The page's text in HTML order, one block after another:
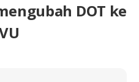
DOT ke